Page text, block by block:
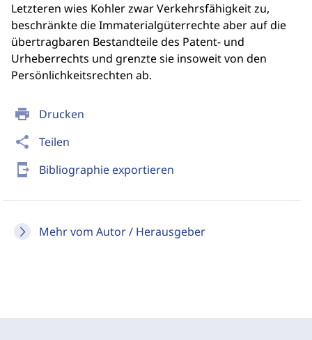
print Drucken
share Teilen
send_to_mobile Bibliographie exportieren
Mehr vom Autor / Herausgeber
Letzteren wies Kohler zwar Verkehrsfähigkeit zu,
beschränkte die Immaterialgüterrechte aber auf die
übertragbaren Bestandteile des Patent- und
Urheberrechts und grenzte sie insoweit von den
Persönlichkeitsrechten ab.